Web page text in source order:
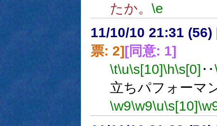
たか。 \e
11/10/10 21:31 (56)
票: 2][同意: 1]
\t\u\s[10]\h\s[0] ‥
立ちパフォーマ
\w9\w9\u\s[10]